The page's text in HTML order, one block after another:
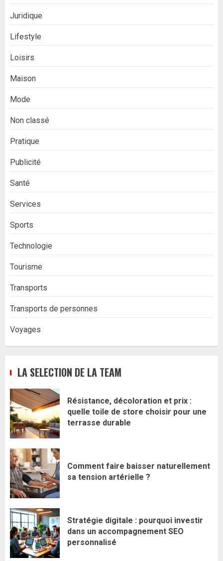
Juridique
Lifestyle
Loisirs
Maison
Mode
Non classé
Pratique
Publicité
Santé
Services
Sports
Technologie
Tourisme
Transports
Transports de personnes
Voyages
LA SELECTION DE LA TEAM
Résistance, décoloration et prix :
quelle toile de store choisir pour une
terrasse durable
Comment faire baisser naturellement
sa tension artérielle ?
Stratégie digitale : pourquoi investir
dans un accompagnement SEO
personnalisé